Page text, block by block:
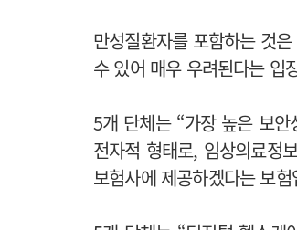
만성질환자를 포함하는 것
수 있어 매우 우려된다는 입
5개 단체는 “가장 높은 보
전자적 형태로, 임상의료정
보험사에 제공하겠다는 보